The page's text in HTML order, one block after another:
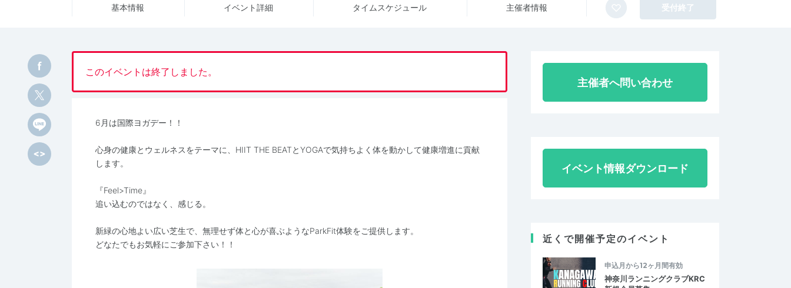
基本情報 イベント詳細 タイム スケジュール 主催者情報 受付終了
このイベントは終了しました。
6月は国際ヨガデー！！
心身の健康とウェルネスをテーマに、HIIT THE BEATとYOGAで気持ちよく体を動かして健康増進に貢献
します。
『Feel>Time』
追い込むのではなく、感じる。
新緑の心地よい広い芝生で、無理せず体と心が喜ぶようなParkFit体験をご提供します。
どなたでもお気軽にご参加下さい！！
主催者へ問い合わせ
イベント情報ダウンロード
近くで開催予定のイベント
申込月から12ヶ月間有効
神奈川ランニングクラブKRC